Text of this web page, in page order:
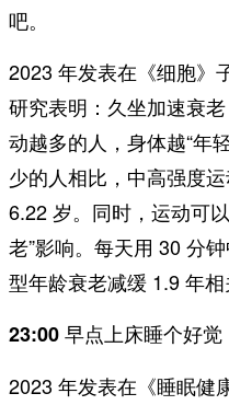
吧。
2023 年发表在《细胞》
研究表明：久坐加速衰
动越多的人，身体越“年
少的人相比，中高强度
6.22 岁。同时，运动可
老”影响。每天用 30 分
型年龄衰老减缓 1.9 年相
23:00 早点上床睡个好觉
2023 年发表在《睡眠健